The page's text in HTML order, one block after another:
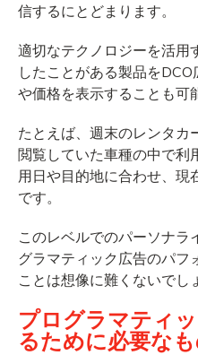
信するにとどまります。
適切なテクノロジーを活用
したことがある製品を
や価格を表示することも可
たとえば、週末のレンタカ
閲覧していた車種の中で利
用日や目的地に合わせ、現
です。
このレベルでのパーソナラ
グラマティック広告のパフ
ことは想像に難くないでし
プログラマティ
るために必要な